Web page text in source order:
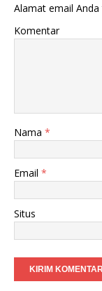
Alamat email Anda
Komentar
Nama *
Email *
Situs